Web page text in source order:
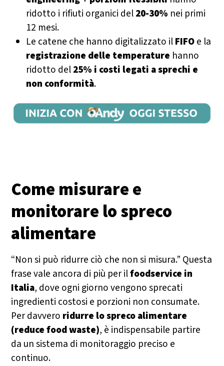
ridotto i rifiuti organici del20-30% nei primi
12 mesi.
Le catene che hanno digitalizzato ilFIFOe la
registrazione delle temperature hanno
ridotto del25% i costi legati a sprechi e
non conformità.
Come misurare e
monitorare lo spreco
alimentare
“Non si può ridurre ciò che non si misura.” Questa
frase vale ancora di più per ilfoodservice in
Italia, dove ogni giorno vengono sprecati
ingredienti costosi e porzioni non consumate.
Per davvero ridurre lo spreco alimentare
(reduce food waste), è indispensabile partire
da un sistema di monitoraggio preciso e
continuo.